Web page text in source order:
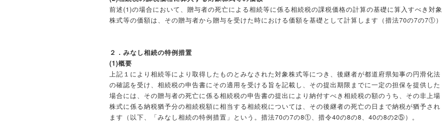
前述(1)の場合において、贈与者の死亡による相続等に係る相続税の課税価格の計算の基礎に算入すべき対象
株式等の価額は、その贈与者から贈与を受けた時における価額を基礎として計算します（措法70の7の7①）
２．みなし相続の特例措置
(1)概要
上記１により相続等により取得したものとみなされた対象株式等につき、後継者が都道府県知事の円滑化法
の確認を受け、相続税の申告書にその適用を受ける旨を記載し、その提出期限までに一定の担保を提供した
場合には、その贈与者の死亡に係る相続税の申告書の提出により納付すべき相続税の額のうち、その非上場
株式に係る納税猶予分の相続税額に相当する相続税については、その後継者の死亡の日まで納税が猶予され
ます（以下、「みなし相続の特例措置」という。措法70の7の8①、措令40の8の8、40の8の2⑤）。